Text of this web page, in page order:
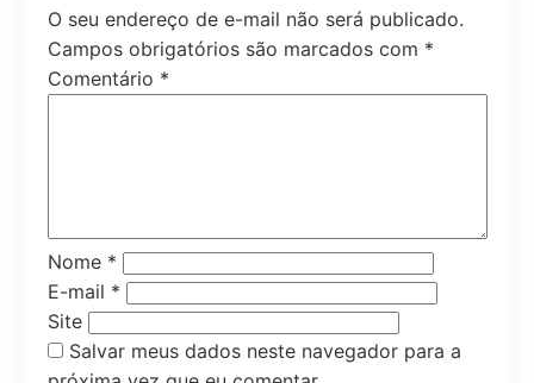
O seu endereço de e-mail não será publicado.
Campos obrigatórios são marcados com *
Comentário *
Nome *
E-mail *
Site
Salvar meus dados neste navegador para a